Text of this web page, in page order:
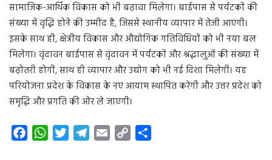
सामाजिक-आर्थिक विकास को भी बढ़ावा मिलेगा। बाईपास से पर्यटकों की
संख्या में वृद्धि होने की उम्मीद है, जिससे स्थानीय व्यापार में तेजी आएगी।
इसके साथ ही, क्षेत्रीय विकास और औद्योगिक गतिविधियों को भी नया बल
मिलेगा। वृंदावन बाईपास से वृंदावन में पर्यटकों और श्रद्धालुओं की संख्या में
बढ़ोतरी होगी, साथ ही व्यापार और उद्योग को भी नई दिशा मिलेगी। यह
परियोजना प्रदेश के विकास के नए आयाम स्थापित करेगी और उत्तर प्रदेश को
समृद्धि और प्रगति की ओर ले जाएगी।
W